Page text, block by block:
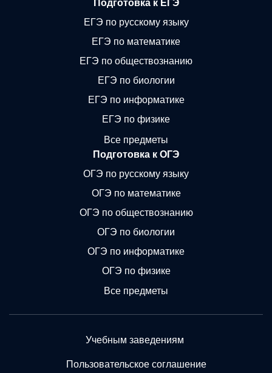
Подготовка к ЕГЭ
ЕГЭ по русскому языку
ЕГЭ по математике
ЕГЭ по обществознанию
ЕГЭ по биологии
ЕГЭ по информатике
ЕГЭ по физике
Все предметы
Подготовка к ОГЭ
ОГЭ по русскому языку
ОГЭ по математике
ОГЭ по обществознанию
ОГЭ по биологии
ОГЭ по информатике
ОГЭ по физике
Все предметы
Учебным заведениям
Пользовательское соглашение